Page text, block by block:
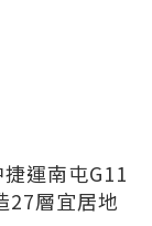
運南屯G11
27層宜居地